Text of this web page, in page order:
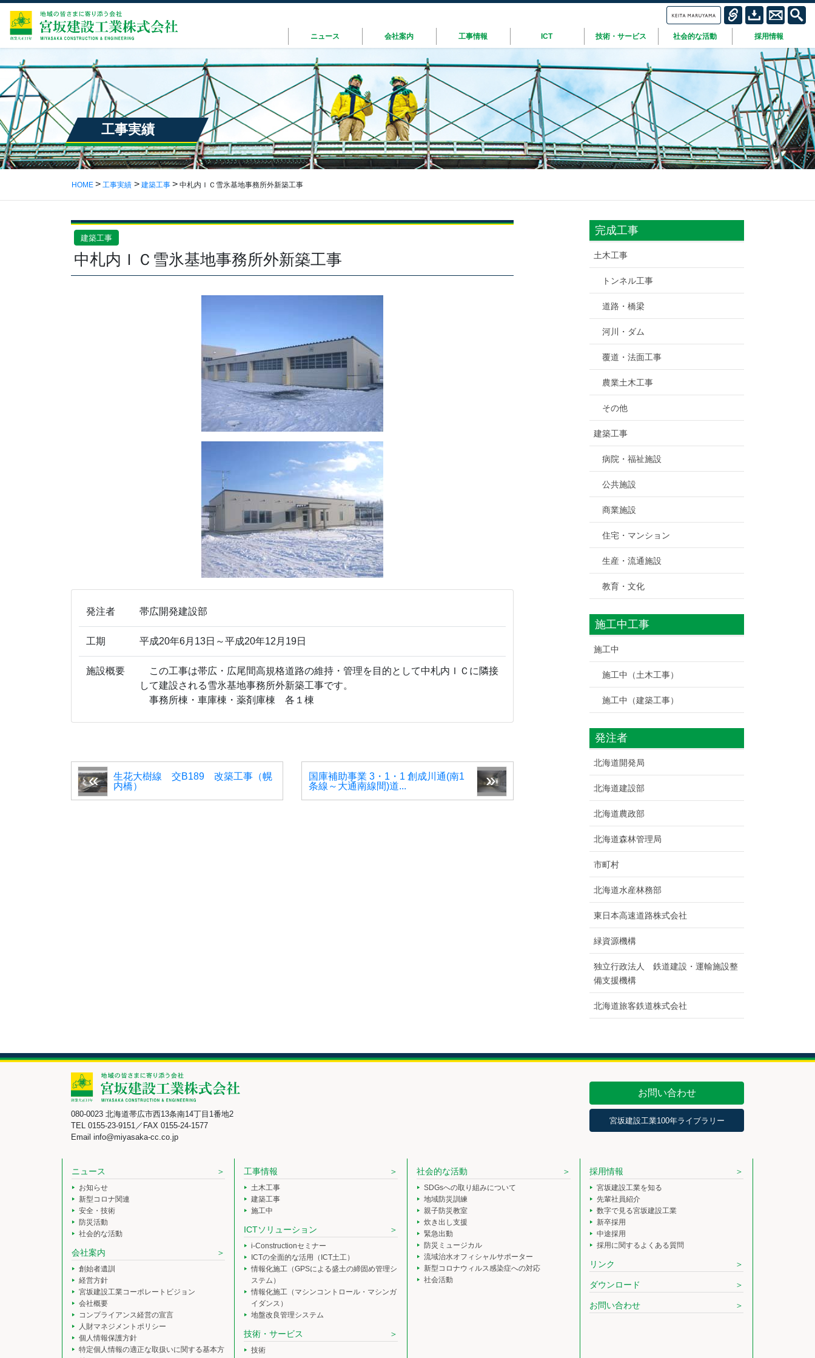
ニュース 会社案内 工事情報 ICT 技術・サービス 社会的な活動 採用情報
工事実績
HOME 工事実績 建築工事 中札内ＩＣ雪氷基地事務所外新築工事
建築工事
中札内ＩＣ雪氷基地事務所外新築工事
発注者 帯広開発建設部
工期 平成20年6月13日～平成20年12月19日
施設概要
この工事は帯広・広尾間高規格道路の維持・管理を目的として中札内ＩＣに隣接
して建設される雪氷基地事務所外新築工事です。
事務所棟・車庫棟・薬剤庫棟 各１棟
生花大樹線 交B189 改築工事（幌
内橋）
国庫補助事業 3・1・1 創成川通(南1
条線～大通南線間)道...
完成工事
土木工事
トンネル工事
道路・橋梁
河川・ダム
覆道・法面工事
農業土木工事
その他
建築工事
病院・福祉施設
公共施設
商業施設
住宅・マンション
生産・流通施設
教育・文化
施工中工事
施工中
施工中（土木工事）
施工中（建築工事）
発注者
北海道開発局
北海道建設部
北海道農政部
北海道森林管理局
市町村
北海道水産林務部
東日本高速道路株式会社
緑資源機構
独立行政法人 鉄道建設・運輸施設整
備支援機構
北海道旅客鉄道株式会社
080-0023 北海道帯広市西13条南14丁目1番地2
TEL 0155-23-9151／FAX 0155-24-1577
Email info@miyasaka-cc.co.jp
お問い合わせ
宮坂建設工業100年ライブラリー
ニュース
お知らせ
新型コロナ関連
安全・技術
防災活動
社会的な活動
会社案内
創始者遺訓
経営方針
宮坂建設工業コーポレートビジョン
会社概要
コンプライアンス経営の宣言
人財マネジメントポリシー
個人情報保護方針
特定個人情報の適正な取扱いに関する基本方
工事情報
土木工事
建築工事
施工中
ICTソリューション
i-Constructionセミナー
ICTの全面的な活用（ICT土工）
情報化施工（GPSによる盛土の締固め管理シ
ステム）
情報化施工（マシンコントロール・マシンガ
イダンス）
地盤改良管理システム
技術・サービス
技術
社会的な活動
SDGsへの取り組みについて
地域防災訓練
親子防災教室
炊き出し支援
緊急出動
防災ミュージカル
流域治水オフィシャルサポーター
新型コロナウィルス感染症への対応
社会活動
採用情報
宮坂建設工業を知る
先輩社員紹介
数字で見る宮坂建設工業
新卒採用
中途採用
採用に関するよくある質問
リンク
ダウンロード
お問い合わせ